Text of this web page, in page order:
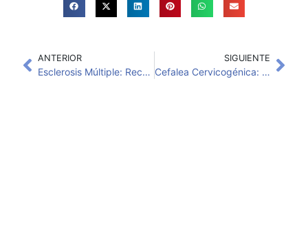
ANTERIOR
Esclerosis Múltiple: Recuperación de Fuerza y Función por Fisioterapia
SIGUIENTE
Cefalea Cervicogénica: Manejo de su dolor de cabeza con Tratamiento de Fisioterapia